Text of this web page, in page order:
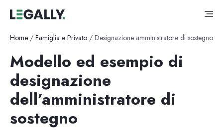
Home / Famiglia e Privato / Designazione amministratore di sostegno
Modello ed esempio di
designazione
dell’amministratore di
sostegno